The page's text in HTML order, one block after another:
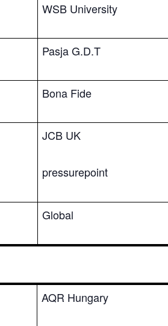
WSB University
Pasja G.D.T
Bona Fide
JCB UK
pressurepoint
Global
AQR Hungary